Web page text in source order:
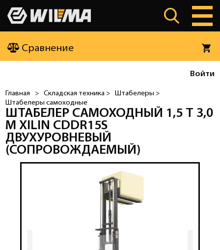
Сравнение
Войти
Главная > Складская техника >
Штабелеры >
Штабелеры самоходные
ШТАБЕЛЕР САМОХОДНЫЙ 1,5 Т 3,0
М XILIN CDDR15S
ДВУХУРОВНЕВЫЙ
(СОПРОВОЖДАЕМЫЙ)